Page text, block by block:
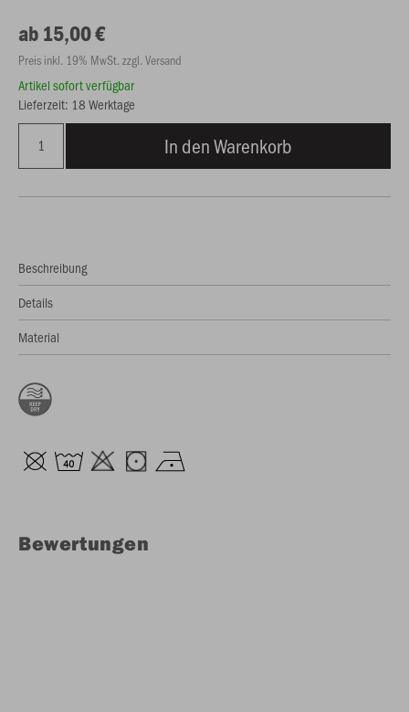
ab 15,00 €
Preis inkl. 19% MwSt. zzgl. Versand
Artikel sofort verfügbar
Lieferzeit: 18 Werktage
In den Warenkorb
Beschreibung
Details
Material
Bewertungen